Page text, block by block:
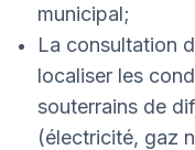
municipal;
La consultation
localiser les
souterrains de
(électricité, gaz